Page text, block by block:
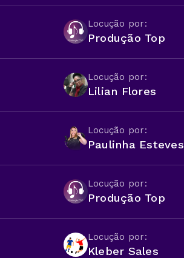
Locução por:
Produção Top
Locução por:
Lilian Flores
Locução por:
Paulinha Esteves
Locução por:
Produção Top
Locução por:
Kleber Sales